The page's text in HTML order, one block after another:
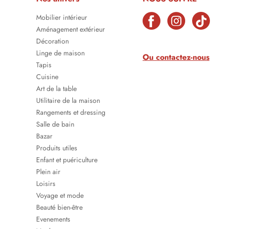
Mobilier intérieur
Aménagement extérieur
Décoration
Linge de maison
Tapis
Cuisine
Art de la table
Utilitaire de la maison
Rangements et dressing
Salle de bain
Bazar
Produits utiles
Enfant et puériculture
Plein air
Loisirs
Voyage et mode
Beauté bien-être
Evenements
Ou contactez-nous